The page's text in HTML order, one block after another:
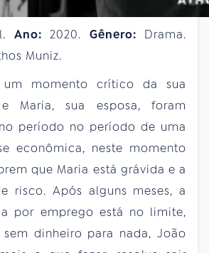
Ano:2020. Gênero: Drama.
Muniz.
momento crítico da sua
Maria, sua esposa, foram
período no período de uma
econômica, neste momento
que Maria está grávida e a
risco. Após alguns meses, a
por emprego está no limite,
dinheiro para nada, João